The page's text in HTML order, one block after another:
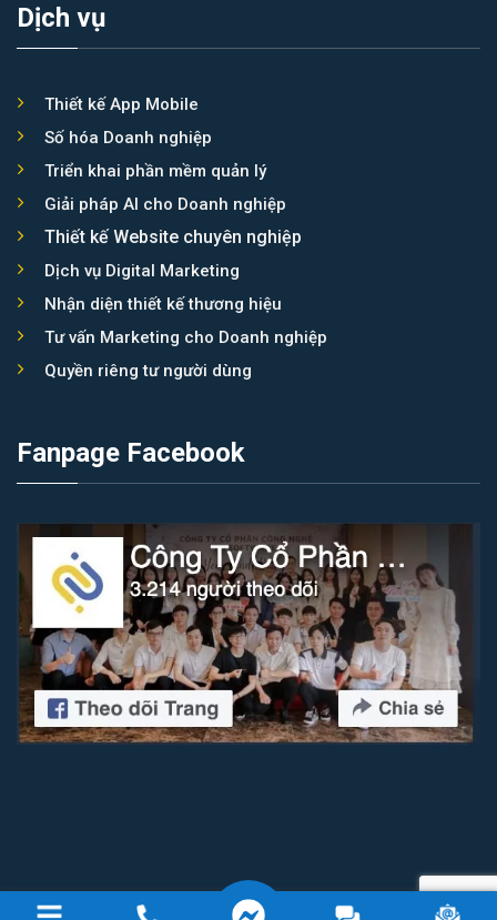
Dịch vụ
Thiết kế App Mobile
Số hóa Doanh nghiệp
Triển khai phần mềm quản lý
Giải pháp AI cho Doanh nghiệp
Thiết kế Website chuyên nghiệp
Dịch vụ Digital Marketing
Nhận diện thiết kế thương hiệu
Tư vấn Marketing cho Doanh nghiệp
Quyền riêng tư người dùng
Fanpage Facebook